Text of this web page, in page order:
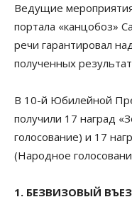
Ведущие
портала «канцобоз»
речи гарантировал
полученных
В 10-й Юбилейной
получили 17 наград
голосование) и 17
(Народное
1. БЕЗВИЗОВЫЙ